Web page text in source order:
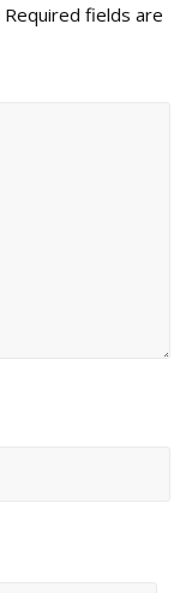
Required fields are